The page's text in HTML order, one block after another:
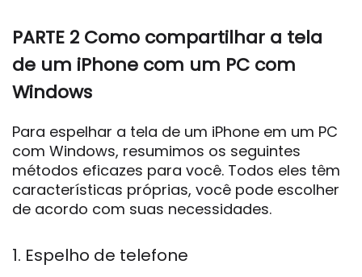
PARTE 2 Como compartilhar a tela
de um iPhone com um PC com
Windows
Para espelhar a tela de um iPhone em um PC
com Windows, resumimos os seguintes
métodos eficazes para você. Todos eles têm
características próprias, você pode escolher
de acordo com suas necessidades.
1. Espelho de telefone